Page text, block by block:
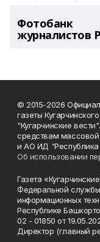
Фотобанк
журналистов
© 2015-2026
газеты
"Кугарчинские
средствам
и АО ИД "Республика
Об использовании
Газета
Федеральной
информационных
Республике
02 - 01850 от
Директор (главный